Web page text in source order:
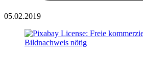
05.02.2019